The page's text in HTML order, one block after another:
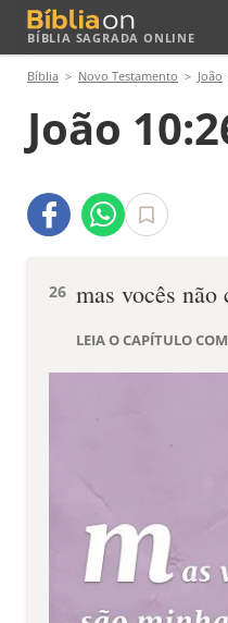
BÍBLIA SAGRADA ONLINE
Bíblia Novo Testamento João
João
26 mas vocês não
LEIA O CAPÍTULO